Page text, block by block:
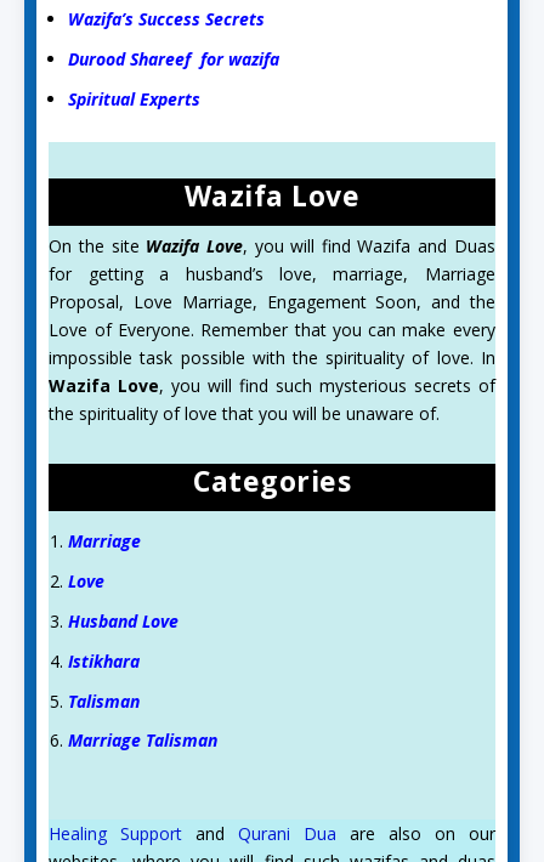
Wazifa’s Success Secrets
Durood Shareef for wazifa
Spiritual Experts
Wazifa Love
On the site Wazifa Love, you will find Wazifa and Duas
for getting a husband’s love, marriage, Marriage
Proposal, Love Marriage, Engagement Soon, and the
Love of Everyone. Remember that you can make every
impossible task possible with the spirituality of love. In
Wazifa Love, you will find such mysterious secrets of
the spirituality of love that you will be unaware of.
Categories
Marriage
Love
Husband Love
Istikhara
Talisman
Marriage Talisman
Healing Support andQurani Dua are also on our